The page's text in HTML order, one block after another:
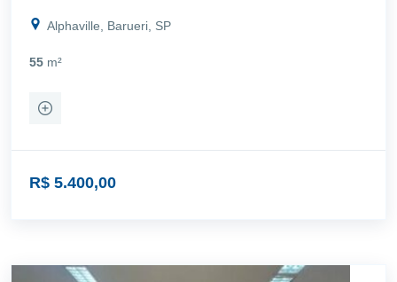
Alphaville, Barueri, SP
55 m²
R$ 5.400,00